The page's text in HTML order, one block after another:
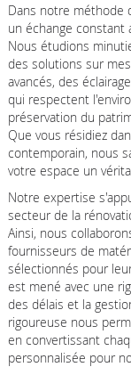
Dans notre méthode
un échange constant
Nous étudions
des solutions sur
avancés, des
qui respectent
préservation du
Que vous résidiez
contemporain, nous
votre espace un
Notre expertise
secteur de la
Ainsi, nous
fournisseurs de
sélectionnés pour
est mené avec une
des délais et la
rigoureuse nous
en convertissant
personnalisée pour